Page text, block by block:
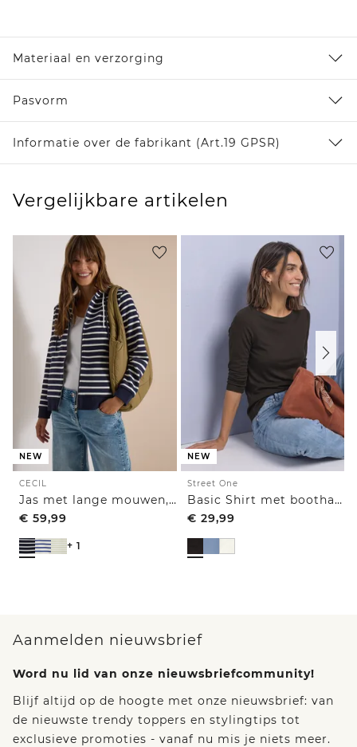
Materiaal en verzorging
Pasvorm
Informatie over de fabrikant (Art.19 GPSR)
Vergelijkbare artikelen
NEW
CECIL
Jas met lange mouwen, capuchon en structuur
€ 59,99
+ 1
NEW
Street One
Basic Shirt met boothals
€ 29,99
Aanmelden nieuwsbrief
Word nu lid van onze nieuwsbriefcommunity!
Blijf altijd op de hoogte met onze nieuwsbrief: van
de nieuwste trendy toppers en stylingtips tot
exclusieve promoties - vanaf nu mis je niets meer.